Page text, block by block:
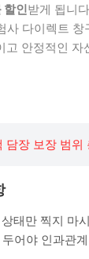
할인받게 됩니
다이렉트
안정적인
담장 보장 범위
태만 찍지 마
어야 인과관